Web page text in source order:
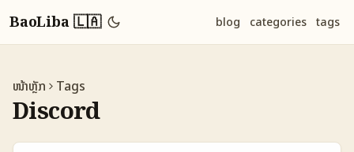
BaoLiba 🇱🇦 blog categories tags
ໜ້າຫຼັກ Tags
Discord